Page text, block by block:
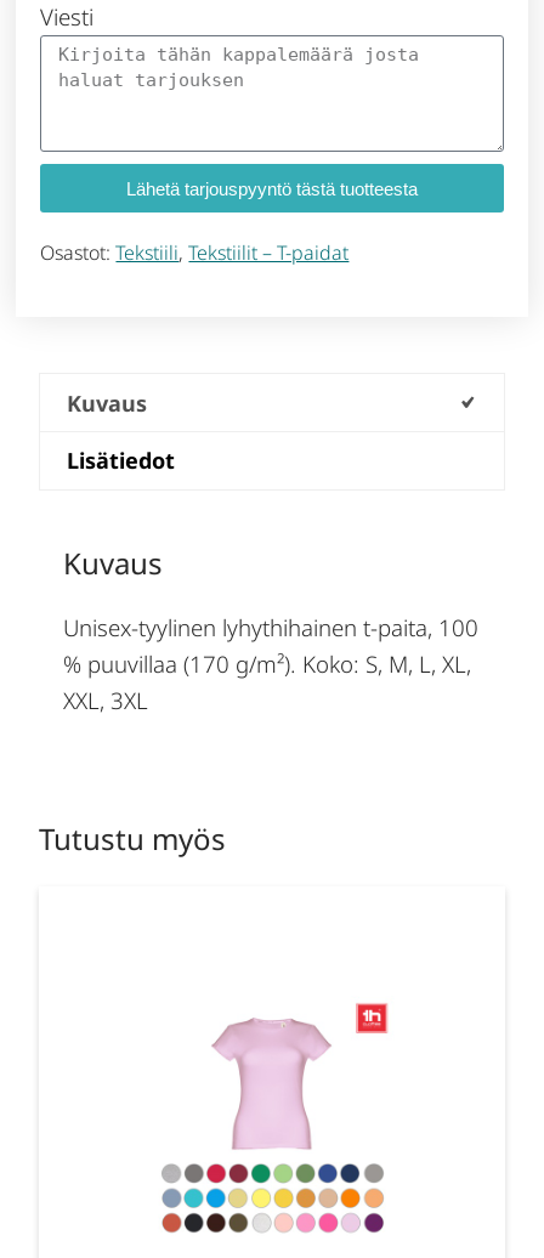
Viesti
Lähetä tarjouspyyntö tästä tuotteesta
Osastot:Tekstiili,Tekstiilit – T-paidat
Kuvaus
Lisätiedot
Kuvaus
Unisex-tyylinen lyhythihainen t-paita, 100
% puuvillaa (170 g/m²). Koko: S, M, L, XL,
XXL, 3XL
Tutustu myös